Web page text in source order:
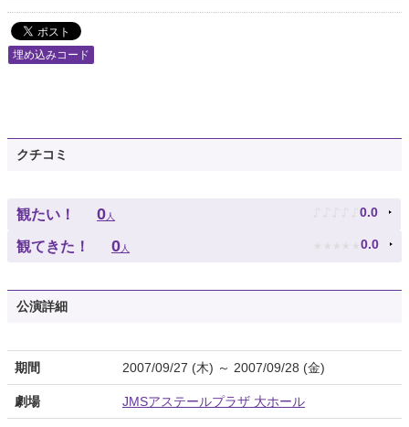
埋め込みコード
クチコミ
観たい！ 0人 ♪ ♪ ♪ ♪ ♪ 0.0
観てきた！ 0人 ★ ★ ★ ★ ★ 0.0
公演詳細
期間 2007/09/27 (木) ～ 2007/09/28 (金)
劇場 JMSアステールプラザ 大ホール